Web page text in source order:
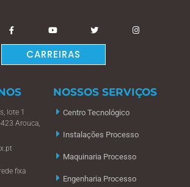
CARREIRAS
lote 1
Arouca,
fixa
NOSSOS SERVIÇOS
Centro Tecnológico
Instalações Processo
Maquinaria Processo
Engenharia Processo